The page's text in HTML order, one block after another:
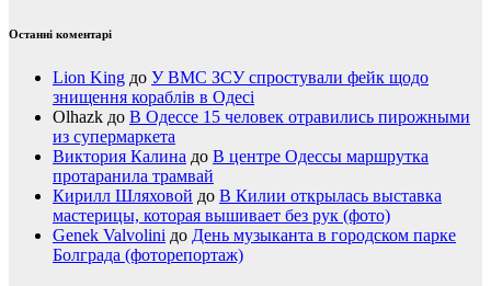
Останні коментарі
Lion King до У ВМС ЗСУ спростували фейк щодо
знищення кораблів в Одесі
Olhazk до В Одессе 15 человек отравились пирожными
из супермаркета
Виктория Калина до В центре Одессы маршрутка
протаранила трамвай
Кирилл Шляховой до В Килии открылась выставка
мастерицы, которая вышивает без рук (фото)
Genek Valvolini до День музыканта в городском парке
Болграда (фоторепортаж)